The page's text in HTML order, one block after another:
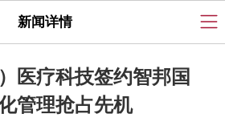
新闻详情
医疗科技签约智邦国
管理抢占先机